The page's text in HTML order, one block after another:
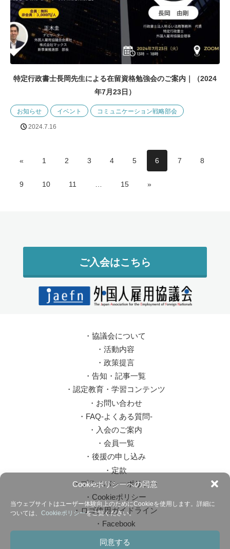
Cookieポリシーへの同意
当ウェブサイトはユーザー体験向上のためにCookieを使用します。詳細に
ついては、 Cookieポリシーをご覧ください。
同意する
特定行政書士長岡先生による在留資格勉強会のご案内｜（2024
年7月23日）
お知らせ イベント コミュニケーション戦略部会
2024.7.16
« 1 2 3 4 5 6 7 8
9 10 11 … 15 »
ご入会はこちら
・ 協議会について
・ 活動内容
・ 政策提言
・ 告知・記事一覧
・ 認定教育・学習コンテンツ
・ お問い合わせ
・ FAQ-よくある質問-
・ 入会のご案内
・ 会員一覧
・ 後援の申し込み
・ 定款
・プライバシーポリシー
・ Cookieポリシー
・ ロゴ使用ガイドライン
・ Facebook